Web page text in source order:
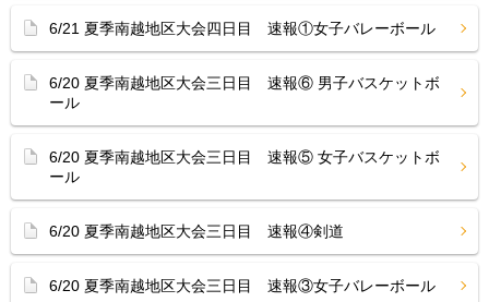
6/21 夏季南越地区大会四日目 速報①女子バレーボール
6/20 夏季南越地区大会三日目 速報⑥ 男子バスケットボ
ール
6/20 夏季南越地区大会三日目 速報⑤ 女子バスケットボ
ール
6/20 夏季南越地区大会三日目 速報④剣道
6/20 夏季南越地区大会三日目 速報③女子バレーボール